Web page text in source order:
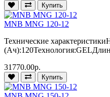
Купить
MNB MNG 120-12
Технические
31770.00р.
Купить